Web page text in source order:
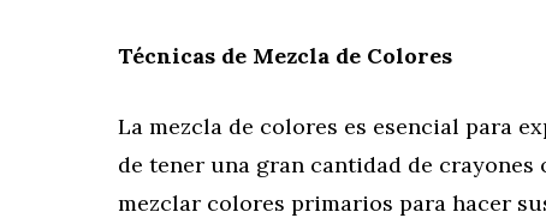
Técnicas de Mezcla de Colores
La mezcla de colores es esencial para
de tener una gran cantidad de crayones
mezclar colores primarios para hacer